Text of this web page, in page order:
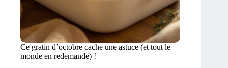
Ce gratin d’octobre cache une astuce (et tout le
monde en redemande) !